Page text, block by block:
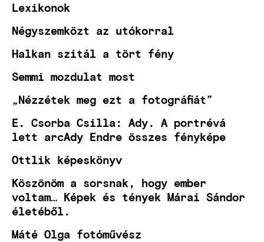
Lexikonok
Négyszemközt az utókorral
Halkan szitál a tört fény
Semmi mozdulat most
„Nézzétek meg ezt a fotográfiát”
E. Csorba Csilla: Ady. A portrévá
lett arcAdy Endre összes fényképe
Ottlik képeskönyv
Köszönöm a sorsnak, hogy ember
voltam… Képek és tények Márai Sándor
életéből.
Máté Olga fotóművész